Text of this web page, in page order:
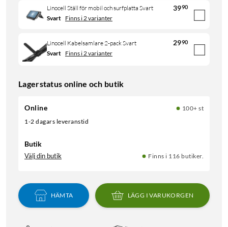
Linocell Ställ för mobil och surfplatta Svart 3990
Svart Finns i 2 varianter
Linocell Kabelsamlare 2-pack Svart 2990
Svart Finns i 2 varianter
Lagerstatus online och butik
Online
100+ st
1-2 dagars leveranstid
Butik
Välj din butik Finns i 116 butiker.
HÄMTA LÄGG I VARUKORGEN